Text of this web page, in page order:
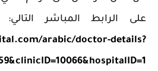
على الرابط المباشر
arabic/doctor-details?